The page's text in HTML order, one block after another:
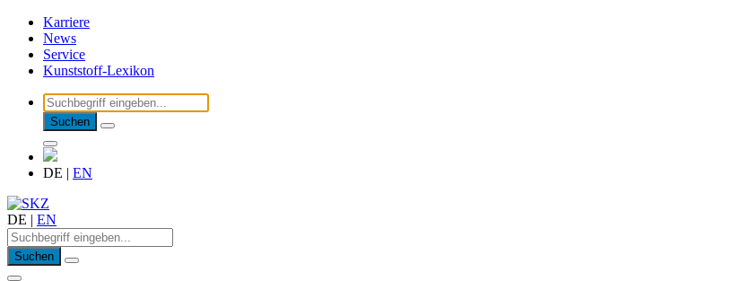
Karriere
News
Service
Kunststoff-Lexikon
Suchen
DE | EN
DE | EN
Suchen